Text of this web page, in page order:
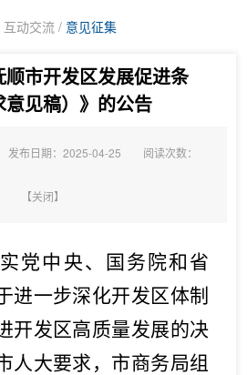
互动交流 / 意见征集
市开发区发展促进条
意见稿）》的公告
发布日期：2025-04-25 阅读次数：
【关闭】
党中央、国务院和省
进一步深化开发区体制
开发区高质量发展的决
人大要求，市商务局组